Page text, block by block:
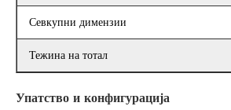
Севкупни димензии
Тежина на тотал
Упатство и конфигурација